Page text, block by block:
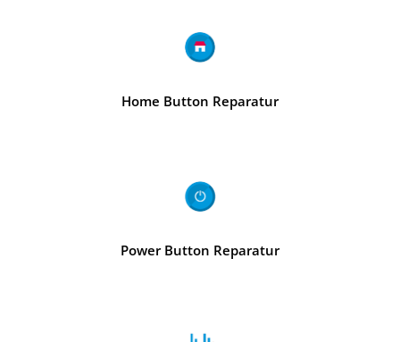
Home Button Reparatur
Power Button Reparatur